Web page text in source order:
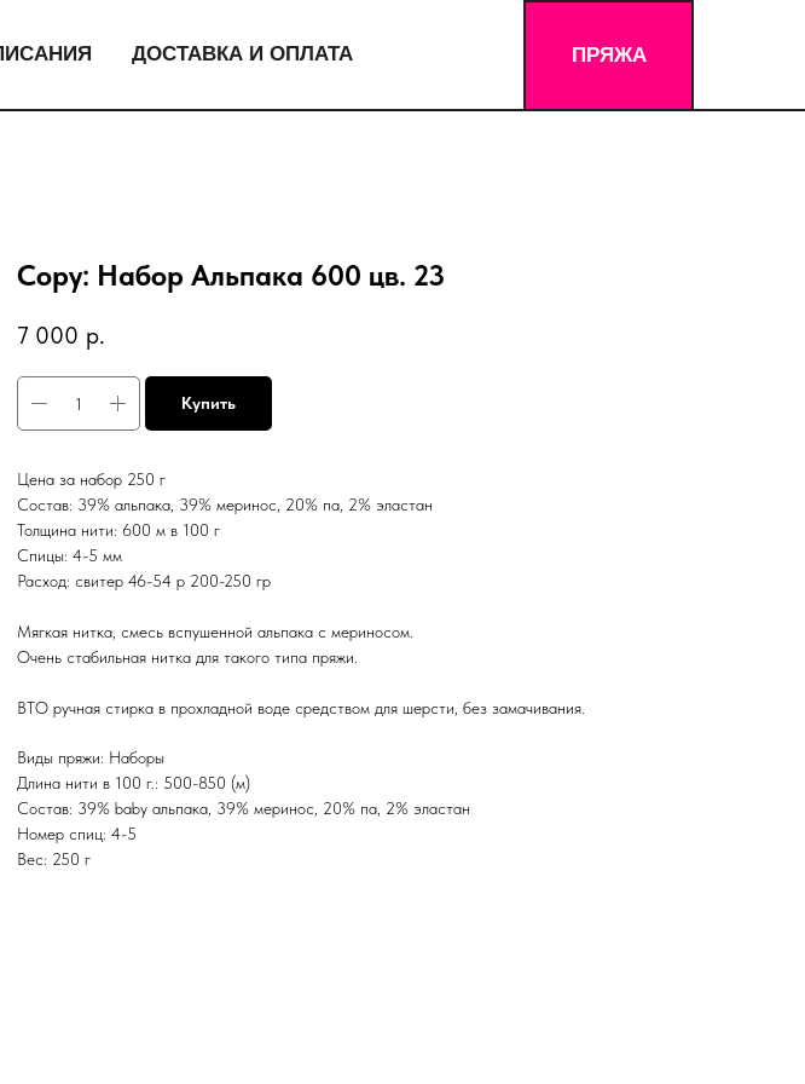
ПРЯЖА
ДОСТАВКА И ОПЛАТА
Copy: Набор Альпака 600 цв. 23
7 000 р.
Купить
Цена за набор 250 г
Состав: 39% альпака, 39% меринос, 20% па, 2% эластан
Толщина нити: 600 м в 100 г
Спицы: 4-5 мм
Расход: свитер 46-54 р 200-250 гр
Мягкая нитка, смесь вспушенной альпака с мериносом.
Очень стабильная нитка для такого типа пряжи.
ВТО ручная стирка в прохладной воде средством для шерсти, без замачивания.
Виды пряжи: Наборы
Длина нити в 100 г.: 500-850 (м)
Состав: 39% baby альпака, 39% меринос, 20% па, 2% эластан
Номер спиц: 4-5
Вес: 250 г